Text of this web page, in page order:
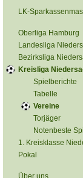
LK-
Oberliga Hamburg
Landesliga
Bezirksliga
Kreisliga
Spielberichte
Tabelle
Vereine
Torjäger
Notenbeste
1. Kreisklasse
Pokal
Über uns